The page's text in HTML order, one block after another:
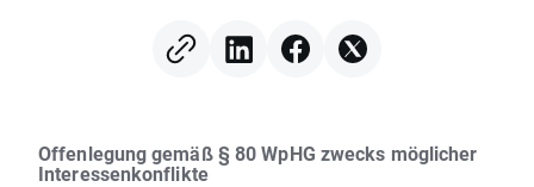
Offenlegung gemäß § 80 WpHG zwecks möglicher
Interessenkonflikte